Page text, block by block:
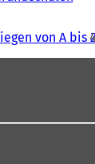
von A bis